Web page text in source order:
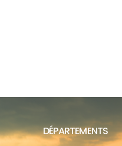
DÉPARTEMENTS